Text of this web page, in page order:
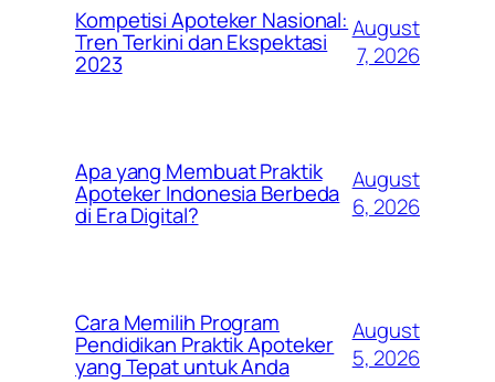
Kompetisi Apoteker Nasional:
Tren Terkini dan Ekspektasi
2023
August
7, 2026
Apa yang Membuat Praktik
Apoteker Indonesia Berbeda
di Era Digital?
August
6, 2026
Cara Memilih Program
Pendidikan Praktik Apoteker
yang Tepat untuk Anda
August
5, 2026